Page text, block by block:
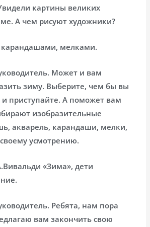
картины великих
А чем рисуют художники?
карандашами, мелками.
Может и вам
зиму. Выберите, чем бы вы
и приступайте. А поможет вам
изобразительные
акварель, карандаши, мелки,
усмотрению.
«Зима», дети
Ребята, нам пора
вам закончить свою